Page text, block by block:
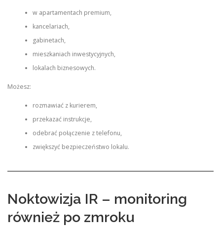
w apartamentach premium,
kancelariach,
gabinetach,
mieszkaniach inwestycyjnych,
lokalach biznesowych.
Możesz:
rozmawiać z kurierem,
przekazać instrukcje,
odebrać połączenie z telefonu,
zwiększyć bezpieczeństwo lokalu.
Noktowizja IR – monitoring
również po zmroku